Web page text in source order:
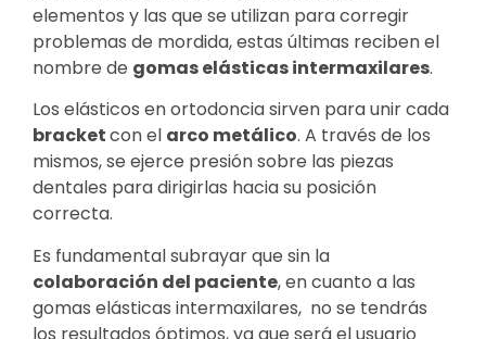
elementos y las que se utilizan para corregir
problemas de mordida, estas últimas reciben el
nombre de gomas elásticas intermaxilares.
Los elásticos en ortodoncia sirven para unir cada
bracketcon el arco metálico. A través de los
mismos, se ejerce presión sobre las piezas
dentales para dirigirlas hacia su posición
correcta.
Es fundamental subrayar que sin la
colaboración del paciente, en cuanto a las
gomas elásticas intermaxilares, no se tendrás
los resultados óptimos, ya que será el usuario